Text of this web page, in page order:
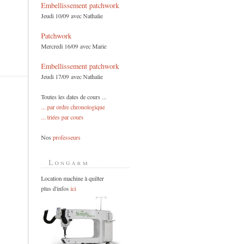
Embellissement patchwork
Jeudi 10/09 avec Nathalie
Patchwork
Mercredi 16/09 avec Marie
Embellissement patchwork
Jeudi 17/09 avec Nathalie
Toutes les dates de cours ...
... par ordre chronologique
... triées par cours
Nos professeurs
Longarm
Location machine à quilter
plus d'infos ici